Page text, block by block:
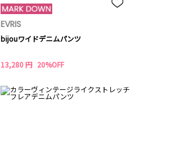
EVRIS
bijouワイドデニムパンツ
13,280 円 20%OFF